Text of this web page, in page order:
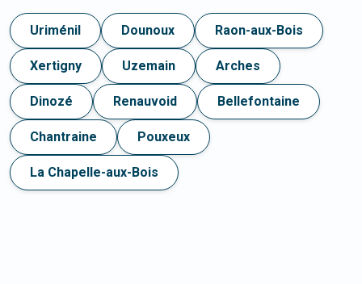
Uriménil Dounoux Raon-aux-Bois
Xertigny Uzemain Arches
Dinozé Renauvoid Bellefontaine
Chantraine Pouxeux
La Chapelle-aux-Bois